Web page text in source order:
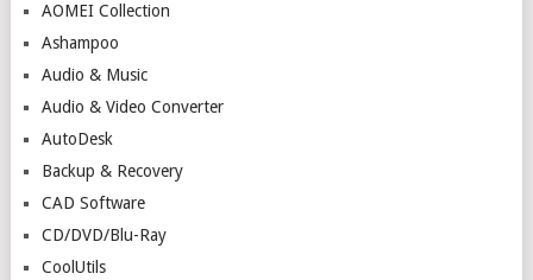
AOMEI Collection
Ashampoo
Audio & Music
Audio & Video Converter
AutoDesk
Backup & Recovery
CAD Software
CD/DVD/Blu-Ray
CoolUtils